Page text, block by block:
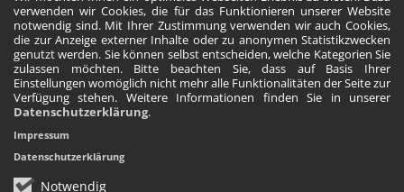
verwenden wir Cookies, die für das Funktionieren unserer Website
notwendig sind. Mit Ihrer Zustimmung verwenden wir auch Cookies,
die zur Anzeige externer Inhalte oder zu anonymen Statistikzwecken
genutzt werden. Sie können selbst entscheiden, welche Kategorien Sie
zulassen möchten. Bitte beachten Sie, dass auf Basis Ihrer
Einstellungen womöglich nicht mehr alle Funktionalitäten der Seite zur
Verfügung stehen. Weitere Informationen finden Sie in unserer
Datenschutzerklärung.
Notwendig
Impressum
Datenschutzerklärung